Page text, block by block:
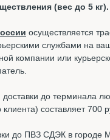
(вес до 5 кг).
осуществляется
службами на
компании или
до терминала
составляет 700
до ПВЗ СДЭК в городе